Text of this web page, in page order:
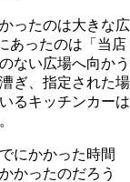
ったのは大きな広
あったのは「当店
ない広場へ向かう
ぎ、指定された場
るキッチンカーは
にかかった時間
かったのだろう